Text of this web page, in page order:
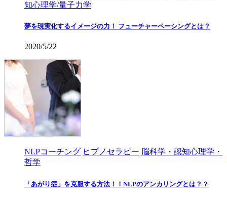
知心理学/量子力学
夢を現実化するイメージの力！ フューチャーペーシングとは？
2020/5/22
NLPコーチング ヒプノセラピー 脳科学・認知心理学・
哲学
「あがり症」を克服する方法！！NLPのアンカリングとは？？